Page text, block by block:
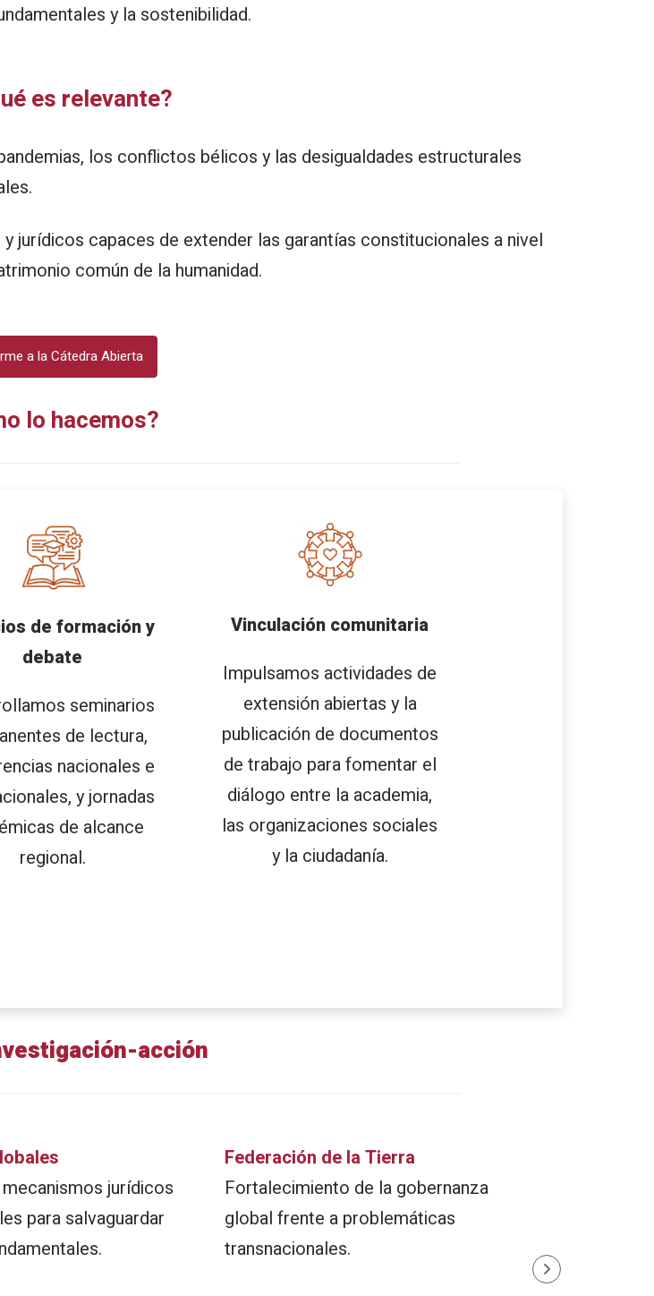
y la sostenibilidad.
es relevante?
los conflictos bélicos y las desigualdades estructurales
jurídicos capaces de extender las garantías constitucionales a nivel
común de la humanidad.
a la Cátedra Abierta
lo hacemos?
de formación y
debate
seminarios
de lectura,
nacionales e
y jornadas
de alcance
regional.
Vinculación comunitaria
Impulsamos actividades de
extensión abiertas y la
publicación de documentos
de trabajo para fomentar el
diálogo entre la academia,
las organizaciones sociales
y la ciudadanía.
acción
jurídicos
para salvaguardar
Federación de la Tierra
Fortalecimiento de la gobernanza
global frente a problemáticas
transnacionales.
la Tierra
específicos